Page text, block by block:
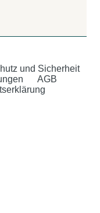
und Sicherheit
AGB